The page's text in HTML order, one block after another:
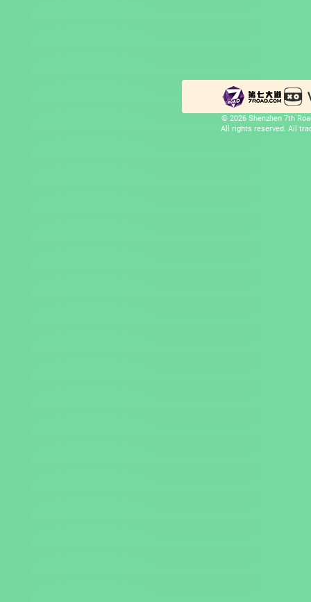
© 2026 Shenzhen 7th
All rights reserved. All